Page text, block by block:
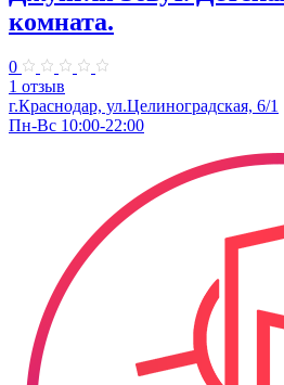
комната.
0
1 отзыв
г.Краснодар, ул.​Целиноградская, 6/1
Пн-Вс 10:00-22:00